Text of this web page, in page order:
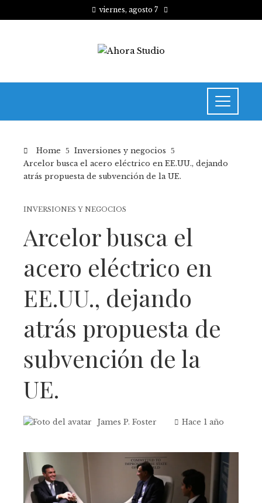
viernes, agosto 7
Home
Inversiones y negocios
Arcelor busca el acero eléctrico en EE.UU., dejando
atrás propuesta de subvención de la UE.
INVERSIONES Y NEGOCIOS
Arcelor busca el
acero eléctrico en
EE.UU., dejando
atrás propuesta de
subvención de la
UE.
James P. Foster Hace 1 año